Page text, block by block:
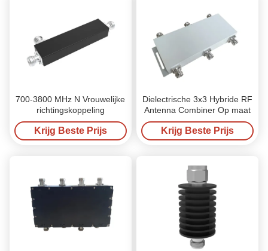
700-3800 MHz N Vrouwelijke
richtingskoppeling
Krijg Beste Prijs
Dielectrische 3x3 Hybride RF
Antenna Combiner Op maat
Krijg Beste Prijs